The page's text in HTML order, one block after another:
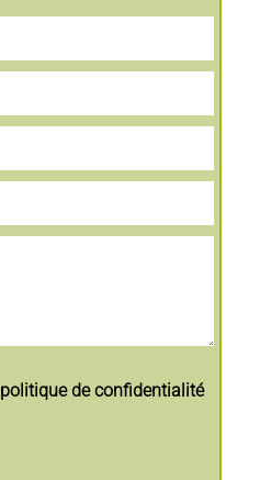
politique de confidentialité